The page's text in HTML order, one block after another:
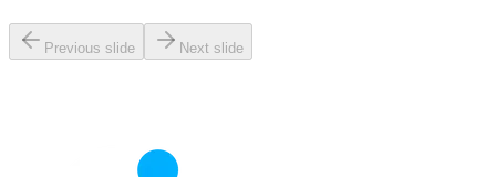
Previous slide Next slide